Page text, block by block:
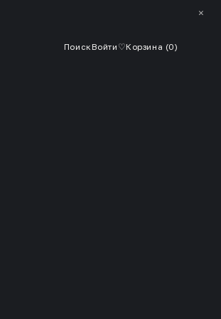
✕
ПоискВойти ♡Корзина (0)